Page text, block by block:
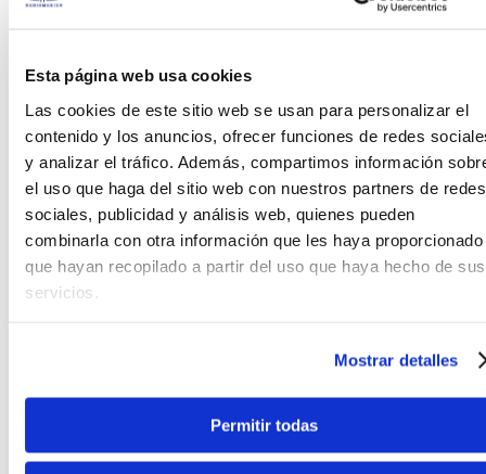
Esta página web usa cookies
Las cookies de este sitio web se usan para personalizar el
contenido y los anuncios, ofrecer funciones de redes
y analizar el tráfico. Además, compartimos información
el uso que haga del sitio web con nuestros partners de redes
sociales, publicidad y análisis web, quienes pueden
combinarla con otra información que les haya proporcionado
que hayan recopilado a partir del uso que haya hecho de sus
servicios.
Mostrar detalles
Permitir todas
Vizcaya
La marcaVizcaya, se caracteriza por sus
instrumentos orientados a estudiantes y
principiantes. La versatilidad y variedad en Vizcaya
hacen que sea una marca preferida por los
tus manos un primer instrumento sin un alto costo.